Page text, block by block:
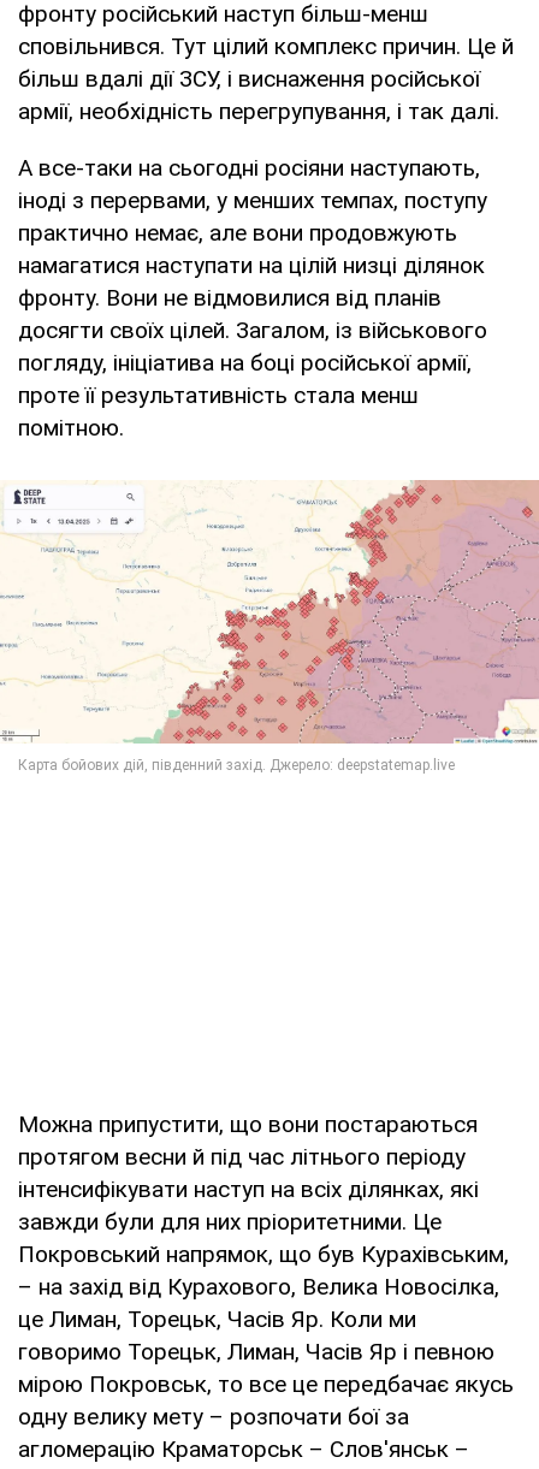
фронту російський наступ більш-менш
сповільнився. Тут цілий комплекс причин. Це й
більш вдалі дії ЗСУ, і виснаження російської
армії, необхідність перегрупування, і так далі.
А все-таки на сьогодні росіяни наступають,
іноді з перервами, у менших темпах, поступу
практично немає, але вони продовжують
намагатися наступати на цілій низці ділянок
фронту. Вони не відмовилися від планів
досягти своїх цілей. Загалом, із військового
погляду, ініціатива на боці російської армії,
проте її результативність стала менш
помітною.
Можна припустити, що вони постараються
протягом весни й під час літнього періоду
інтенсифікувати наступ на всіх ділянках, які
завжди були для них пріоритетними. Це
Покровський напрямок, що був Курахівським,
– на захід від Курахового, Велика Новосілка,
це Лиман, Торецьк, Часів Яр. Коли ми
говоримо Торецьк, Лиман, Часів Яр і певною
мірою Покровськ, то все це передбачає якусь
одну велику мету – розпочати бої за
агломерацію Краматорськ – Слов'янськ –